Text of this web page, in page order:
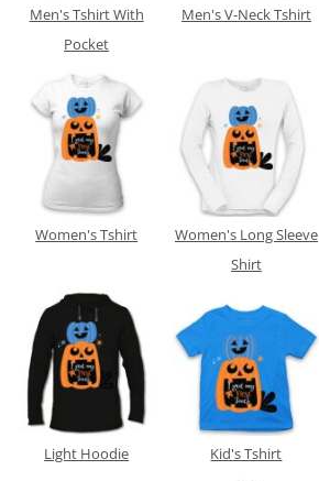
Men's Tshirt With
Pocket
Men's V-Neck Tshirt
Women's Tshirt
Women's Long Sleeve
Shirt
Light Hoodie Kid's Tshirt